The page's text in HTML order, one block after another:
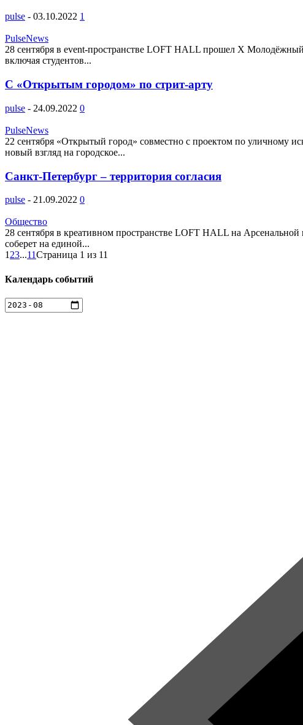
pulse - 03.10.2022 1
PulseNews
28 сентября в event-пространстве LOFT HALL прошел Х
включая студентов...
C «Открытым городом» по стрит-арту
pulse - 24.09.2022 0
PulseNews
22 сентября «Открытый город» совместно с проектом по уличному
новый взгляд на городское...
Санкт-Петербург – территория согласия
pulse - 21.09.2022 0
Общество
28 сентября в креативном пространстве LOFT HALL на
соберет на единой...
1 23...11Страница 1 из 11
Календарь событий